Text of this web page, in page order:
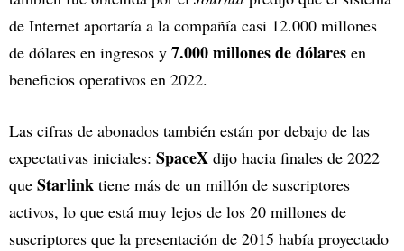
de Internet aportaría a la compañía casi 12.000 millones
de dólares en ingresos y 7.000 millones de dólares en
beneficios operativos en 2022.
Las cifras de abonados también están por debajo de las
expectativas iniciales: SpaceX dijo hacia finales de 2022
que Starlink tiene más de un millón de suscriptores
activos, lo que está muy lejos de los 20 millones de
suscriptores que la presentación de 2015 había proyectado